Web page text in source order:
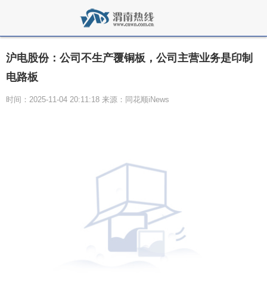
沪电股份：公司不生产覆铜板，公司主营业务是印制
电路板
时间：2025-11-04 20:11:18 来源：同花顺iNews